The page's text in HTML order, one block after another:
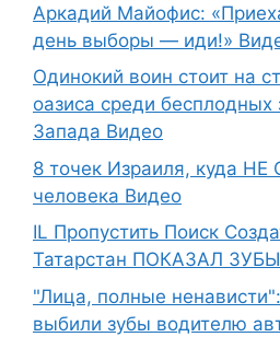
Аркадий Майофис:
день выборы — иди!»
Одинокий воин стоит на
оазиса среди бесплодных
Запада Видео
8 точек Израиля, куда
человека Видео
IL Пропустить Поиск
Татарстан ПОКАЗАЛ
"Лица, полные
выбили зубы водителю